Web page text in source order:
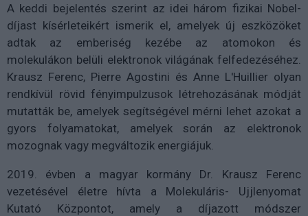
A keddi bejelentés szerint az idei három fizikai Nobel-
díjast kísérleteikért ismerik el, amelyek új eszközöket
adtak az emberiség kezébe az atomokon és
molekulákon belüli elektronok világának felfedezéséhez.
Krausz Ferenc, Pierre Agostini és Anne L'Huillier olyan
rendkívül rövid fényimpulzusok létrehozásának módját
mutatták be, amelyek segítségével mérni lehet azokat a
gyors folyamatokat, amelyek során az elektronok
mozognak vagy megváltozik energiájuk.
2019. évben a magyar kormány Dr. Krausz Ferenc
vezetésével életre hívta a Molekuláris- Ujjlenyomat
Kutató Központot, amely a díjazott módszer